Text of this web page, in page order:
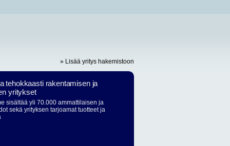
» Lisää yritys hakemistoon
tehokkaasti rakentamisen ja
yritykset
sisältää yli 70.000 ammattilaisen ja
sekä yrityksen tarjoamat tuotteet ja